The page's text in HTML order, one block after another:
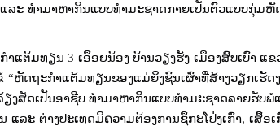
ລະ ທໍາມາຫາກິນແບບທຳມະຊາດກາຍເປັນຕົວແບບກຸ່ມ
ກຳແຕ້ມທຽນ3 ເອື້ອຍນ້ອງ ບ້ານວຽງຮັງ ເມືອງສົບເບົາ
“ຫັດຖະກຳແຕ້ມທຽນຂອງແມ່ຍິງຊົນເຜົ່າທີ່ສ້າງວຽກເຮັດ
ຽງສັດເປັນອາຊີບ ທໍາມາຫາກິນແບບທຳມະຊາດລາຍຮັບ
ແລະ ຕ່າງປະເທດມີຄວາມຕ້ອງການຊື້ກະໂປ່ງເກົ່າ,ເສື້ອ